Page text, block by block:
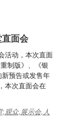
面会
活动，本次直面
制版》、《银
预告或发售年
本次直面会在
,观众,展示会,人